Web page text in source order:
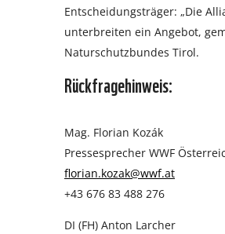
Entscheidungsträger: „Die
unterbreiten ein Angebot,
Naturschutzbundes Tirol.
Rückfragehinweis:
Mag. Florian Kozák
Pressesprecher WWF
florian.kozak@wwf.at
+43 676 83 488 276
DI (FH) Anton Larcher